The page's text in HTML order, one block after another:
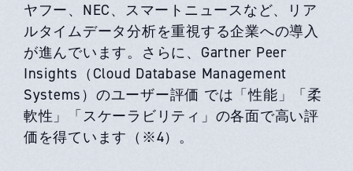
ヤフー、NEC、 スマートニュースなど、リア
ルタイムデータ分析を重視する企業への導入
が進んでいます。さらに、Gartner Peer
Insights（Cloud Database Management
Systems）のユーザー評価 では「性能」「柔
軟性」「スケーラビリティ」の各面で高い評
価を得ています（※4）。